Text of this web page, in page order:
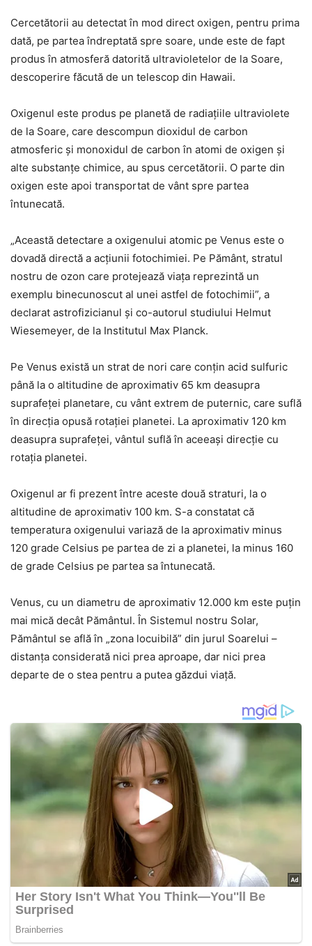
Cercetătorii au detectat în mod direct oxigen, pentru prima
dată, pe partea îndreptată spre soare, unde este de fapt
produs în atmosferă datorită ultravioletelor de la Soare,
descoperire făcută de un telescop din Hawaii.
Oxigenul este produs pe planetă de radiațiile ultraviolete
de la Soare, care descompun dioxidul de carbon
atmosferic și monoxidul de carbon în atomi de oxigen și
alte substanțe chimice, au spus cercetătorii. O parte din
oxigen este apoi transportat de vânt spre partea
întunecată.
„Această detectare a oxigenului atomic pe Venus este o
dovadă directă a acțiunii fotochimiei. Pe Pământ, stratul
nostru de ozon care protejează viața reprezintă un
exemplu binecunoscut al unei astfel de fotochimii”, a
declarat astrofizicianul și co-autorul studiului Helmut
Wiesemeyer, de la Institutul Max Planck.
Pe Venus există un strat de nori care conțin acid sulfuric
până la o altitudine de aproximativ 65 km deasupra
suprafeței planetare, cu vânt extrem de puternic, care suflă
în direcția opusă rotației planetei. La aproximativ 120 km
deasupra suprafeței, vântul suflă în aceeași direcție cu
rotația planetei.
Oxigenul ar fi prezent între aceste două straturi, la o
altitudine de aproximativ 100 km. S-a constatat că
temperatura oxigenului variază de la aproximativ minus
120 grade Celsius pe partea de zi a planetei, la minus 160
de grade Celsius pe partea sa întunecată.
Venus, cu un diametru de aproximativ 12.000 km este puțin
mai mică decât Pământul. În Sistemul nostru Solar,
Pământul se află în „zona locuibilă” din jurul Soarelui –
distanța considerată nici prea aproape, dar nici prea
departe de o stea pentru a putea găzdui viață.